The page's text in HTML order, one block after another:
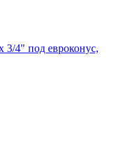
3/4" под евроконус,